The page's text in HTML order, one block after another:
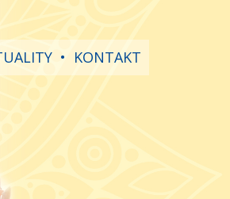
• KONTAKT